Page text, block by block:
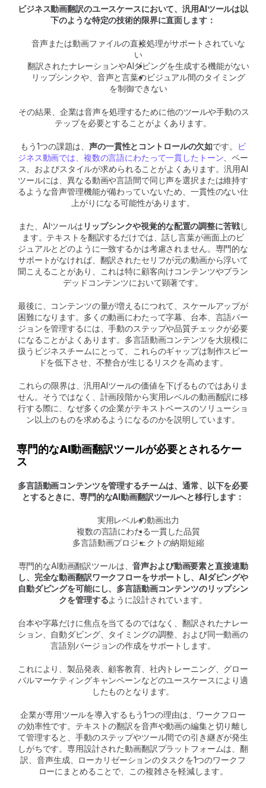
ビジネス動画翻訳のユースケースにおいて、汎用AIツールは以
下のような特定の技術的限界に直面します：
音声または動画ファイルの直接処理がサポートされていな
い
翻訳されたナレーションやAIダビングを生成する機能がない
リップシンクや、音声と言葉のビジュアル間のタイミング
を制御できない
その結果、企業は音声を処理するために他のツールや手動のス
テップを必要とすることがよくあります。
もう1つの課題は、声の一貫性とコントロールの欠如です。
ビ
ジネス動画では、複数の言語にわたって一貫したトーン 、ペー
ス、およびスタイルが求められることがよくあります。汎用AI
ツールには、異なる動画や言語間で同じ声を選択または維持す
るような音声管理機能が備わっていないため、一貫性のない仕
上がりになる可能性があります。
また、AIツールは リップシンクや視覚的な配置の調整に苦戦し
ます。テキストを翻訳するだけでは、話し言葉が画面上のビ
ジュアルとどのように一致するかは考慮されません。専門的な
サポートがなければ、翻訳されたセリフが元の動画から浮いて
聞こえることがあり、これは特に顧客向けコンテンツやブラン
デッドコンテンツにおいて顕著です。
最後に、コンテンツの量が増えるにつれて、スケールアップが
困難になります。多くの動画にわたって字幕、台本、言語バー
ジョンを管理するには、手動のステップや品質チェックが必要
になることがよくあります。多言語動画コンテンツを大規模に
扱うビジネスチームにとって、これらのギャップは制作スピー
ドを低下させ、不整合が生じるリスクを高めます。
これらの限界は、汎用AIツールの価値を下げるものではありま
せん。そうではなく、計画段階から実用レベルの動画翻訳に移
行する際に、なぜ多くの企業がテキストベースのソリューショ
ン以上のものを求めるようになるのかを説明しています。
専門的なAI動画翻訳ツールが必要とされるケー
ス
多言語動画コンテンツを管理するチームは、通常、以下を必要
とするときに、専門的なAI動画翻訳ツールへと移行します：
実用レベルの動画出力
複数の言語にわたる一貫した品質
多言語動画プロジェクトの納期短縮
専門的なAI動画翻訳ツールは、音声および動画要素と直接連動
し、完全な動画翻訳ワークフローをサポートし、AIダビングや
自動ダビングを可能にし、多言語動画コンテンツのリップシン
クを管理するように設計されています。
台本や字幕だけに焦点を当てるのではなく、翻訳されたナレー
ション、自動ダビング、タイミングの調整、および同一動画の
言語別バージョンの作成をサポートします。
これにより、製品発表、顧客教育、社内トレーニング、グロー
バルマーケティングキャンペーンなどのユースケースにより適
したものとなります。
企業が専用ツールを導入するもう1つの理由は、ワークフロー
の効率性です。テキストの翻訳を音声や動画の編集と切り離し
て管理すると、手動のステップやツール間での引き継ぎが発生
しがちです。専用設計された動画翻訳プラットフォームは、翻
訳、音声生成、ローカリゼーションのタスクを1つのワークフ
ローにまとめることで、この複雑さを軽減します。